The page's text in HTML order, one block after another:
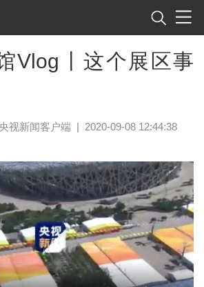
Vlog丨这个展区事
视新闻客户端 | 2020-09-08 12:44:38